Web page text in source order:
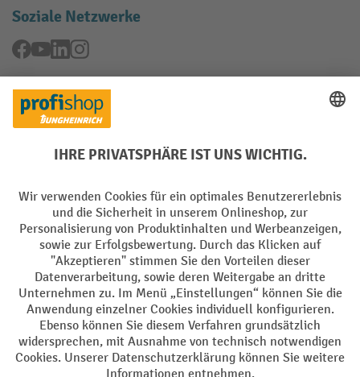
Soziale Netzwerke
Facebook
YouTubeLinkedIn
Rücknahme-Services
Elektrogeräte Rückname
Batterie Rückname
AGB Impressum Datenschutz
Barrierefreiheit Grounding Page Privacy Settings
Alle Preise exkl. gesetzl. Mehrwertsteuer zzgl.Versandkosten und ggf.